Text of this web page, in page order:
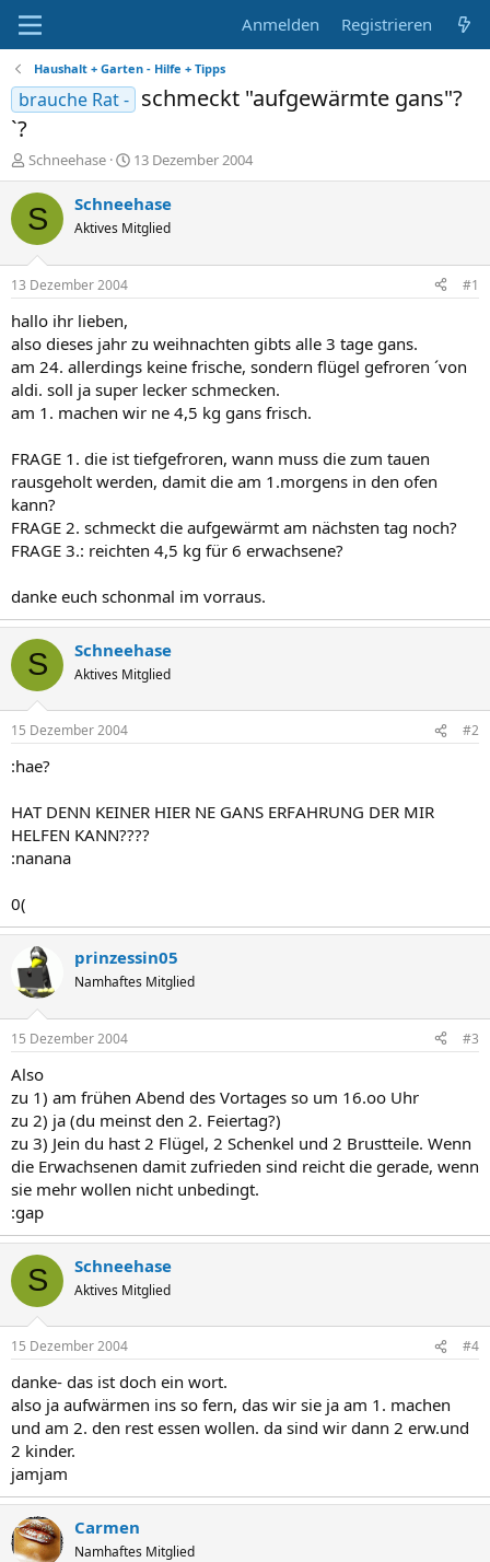
Anmelden Registrieren
Haushalt + Garten - Hilfe + Tipps
brauche Rat - schmeckt "aufgewärmte gans"?
`?
E
r
s
t
e
r
Schneehase
E
r
s
t
e
t
13 Dezember 2004
S Schneehase
Aktives Mitglied
13 Dezember 2004 #1
hallo ihr lieben,
also dieses jahr zu weihnachten gibts alle 3 tage gans.
am 24. allerdings keine frische, sondern flügel gefroren ´von
aldi. soll ja super lecker schmecken.
am 1. machen wir ne 4,5 kg gans frisch.
FRAGE 1. die ist tiefgefroren, wann muss die zum tauen
rausgeholt werden, damit die am 1.morgens in den ofen
kann?
FRAGE 2. schmeckt die aufgewärmt am nächsten tag noch?
FRAGE 3.: reichten 4,5 kg für 6 erwachsene?
danke euch schonmal im vorraus.
S Schneehase
Aktives Mitglied
15 Dezember 2004 #2
:hae?
HAT DENN KEINER HIER NE GANS ERFAHRUNG DER MIR
HELFEN KANN????
:nanana
0(
prinzessin05
Namhaftes Mitglied
15 Dezember 2004 #3
Also
zu 1) am frühen Abend des Vortages so um 16.oo Uhr
zu 2) ja (du meinst den 2. Feiertag?)
zu 3) Jein du hast 2 Flügel, 2 Schenkel und 2 Brustteile. Wenn
die Erwachsenen damit zufrieden sind reicht die gerade, wenn
sie mehr wollen nicht unbedingt.
:gap
S Schneehase
Aktives Mitglied
15 Dezember 2004 #4
danke- das ist doch ein wort.
also ja aufwärmen ins so fern, das wir sie ja am 1. machen
und am 2. den rest essen wollen. da sind wir dann 2 erw.und
2 kinder.
jamjam
Carmen
Namhaftes Mitglied